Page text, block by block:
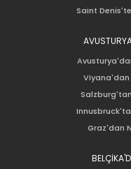
Saint
Viyana'dan
Salzburg'tan
Graz'dan